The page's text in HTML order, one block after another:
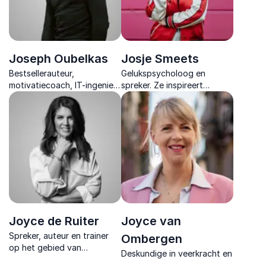
Joseph Oubelkas
Bestsellerauteur,
motivatiecoach, IT-ingenieur
en bijna vijf jaar onschuldig
in een Marokkaanse cel. Leer
omgaan met tegenslagen.
Josje Smeets
Gelukspsycholoog en
spreker. Ze inspireert
organisaties en teams met
interactieve lezingen over
(werk)geluk en positief
leiderschap.
Joyce de Ruiter
Spreker, auteur en trainer
op het gebied van
Joyce van
Ombergen
Deskundige in veerkracht en